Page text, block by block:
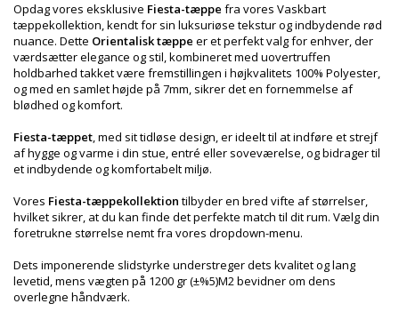
Opdag vores eksklusive Fiesta-tæppe fra vores Vaskbart
tæppekollektion, kendt for sin luksuriøse tekstur og indbydende rød
nuance. Dette Orientalisk tæppe er et perfekt valg for enhver, der
værdsætter elegance og stil, kombineret med uovertruffen
holdbarhed takket være fremstillingen i højkvalitets 100% Polyester,
og med en samlet højde på 7mm, sikrer det en fornemmelse af
blødhed og komfort.
Fiesta-tæppet, med sit tidløse design, er ideelt til at indføre et strejf
af hygge og varme i din stue, entré eller soveværelse, og bidrager til
et indbydende og komfortabelt miljø.
Vores Fiesta-tæppekollektion tilbyder en bred vifte af størrelser,
hvilket sikrer, at du kan finde det perfekte match til dit rum. Vælg din
foretrukne størrelse nemt fra vores dropdown-menu.
Dets imponerende slidstyrke understreger dets kvalitet og lang
levetid, mens vægten på 1200 gr (±%5)M2 bevidner om dens
overlegne håndværk.